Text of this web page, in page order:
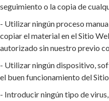
seguimiento o la copia de
- Utilizar ningún proceso
copiar el material en el Sitio
autorizado sin nuestro previo
- Utilizar ningún dispositivo,
el buen funcionamiento del
- Introducir ningún tipo de